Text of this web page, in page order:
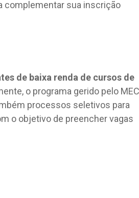
complementar sua inscrição
de baixa renda de cursos de
o programa gerido pelo MEC
processos seletivos para
o objetivo de preencher vagas